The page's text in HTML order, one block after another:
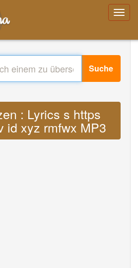
Suche
: Lyrics s https
id xyz rmfwx MP3